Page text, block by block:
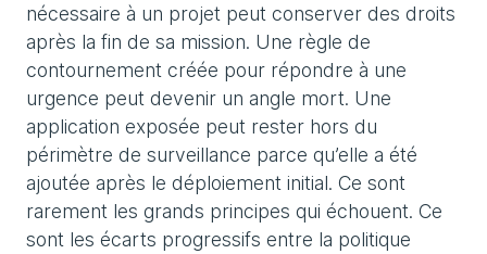
nécessaire à un projet peut conserver des droits
après la fin de sa mission. Une règle de
contournement créée pour répondre à une
urgence peut devenir un angle mort. Une
application exposée peut rester hors du
périmètre de surveillance parce qu’elle a été
ajoutée après le déploiement initial. Ce sont
rarement les grands principes qui échouent. Ce
sont les écarts progressifs entre la politique